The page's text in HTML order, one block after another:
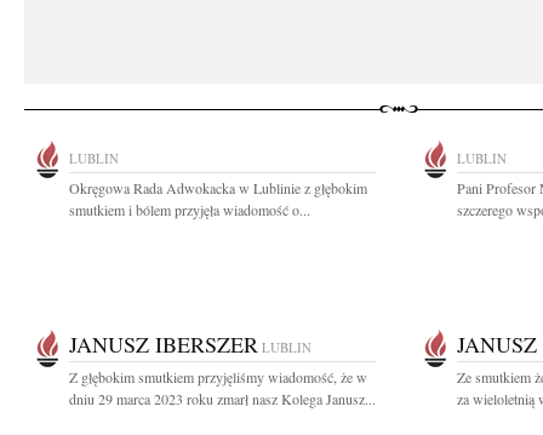
LUBLIN
Okręgowa Rada Adwokacka w Lublinie z głębokim
smutkiem i bólem przyjęła wiadomość o...
LUBLIN
Pani Profesor
szczerego
JANUSZ IBERSZER LUBLIN
Z głębokim smutkiem przyjęliśmy wiadomość, że w
dniu 29 marca 2023 roku zmarł nasz Kolega Janusz...
Ze smutkiem
za wieloletnią